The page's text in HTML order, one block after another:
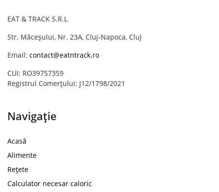
EAT & TRACK S.R.L
Str. Măceșului, Nr. 23A, Cluj-Napoca, Cluj
Email: contact@eatntrack.ro
CUI: RO39757359
Registrul Comerțului: J12/1798/2021
Navigație
Acasă
Alimente
Rețete
Calculator necesar caloric